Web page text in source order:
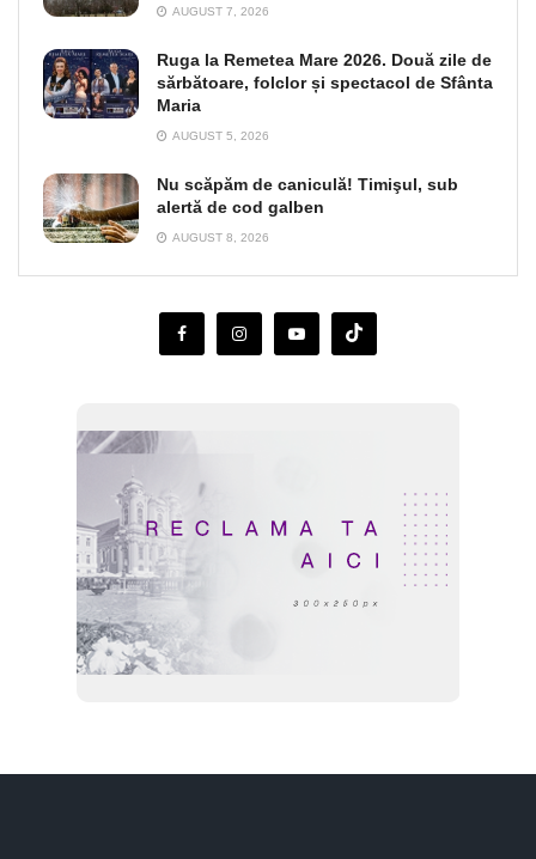
AUGUST 7, 2026
Ruga la Remetea Mare 2026. Două zile de
sărbătoare, folclor și spectacol de Sfânta
Maria
AUGUST 5, 2026
Nu scăpăm de caniculă! Timişul, sub
alertă de cod galben
AUGUST 8, 2026